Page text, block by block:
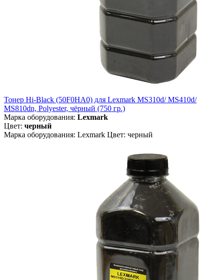
Тонер Hi-Black (50F0HA0) для Lexmark MS310d/ MS410d/
MS810dn, Polyester, чёрный (750 гр.)
Марка оборудования: Lexmark
Цвет: черный
Марка оборудования: Lexmark Цвет: черный